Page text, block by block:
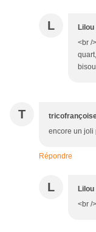
L Lilou
<br /
T
encore un joli
Répondre
L Lilou
<br /